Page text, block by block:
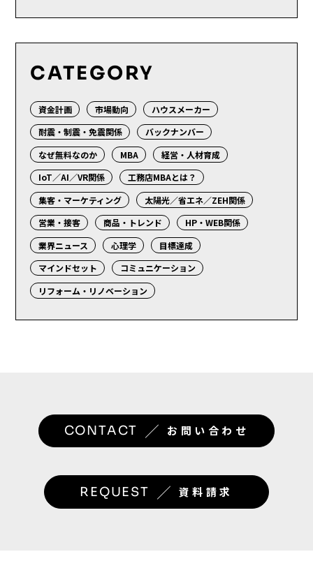
CATEGORY
資金計画 市場動向
ハウスメーカー
耐震・制震・免震関係
バックナンバー
なぜ無料なのか
MBA
経営・人材育成
IoT／AI／VR関係
工務店MBAとは？
集客・マーケティング
太陽光／省エネ／ZEH関係
営業・接客
商品・トレンド
HP・WEB関係
業界ニュース
心理学
目標達成
マインドセット
コミュニケーション
リフォーム・リノベーション
CONTACT ／ お問い合わせ
REQUEST ／ 資料請求